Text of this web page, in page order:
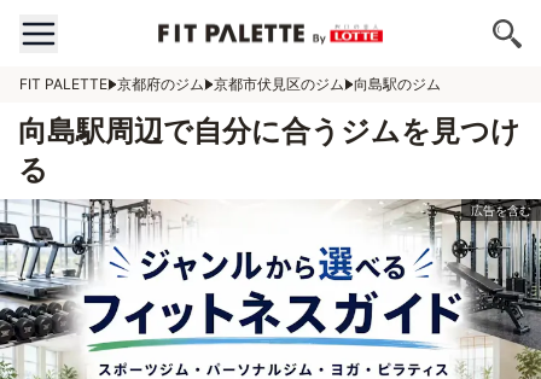
FIT PALETTE 京都府のジム 京都市伏見区のジム 向島駅のジム
向島駅周辺で自分に合うジムを見つけ
る